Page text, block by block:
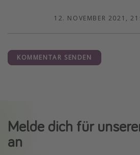
12. NOVEMBER 2021,
KOMMENTAR SENDEN
Melde dich für
an